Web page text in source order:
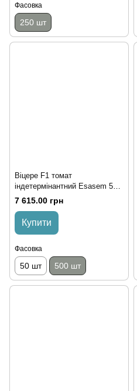
Фасовка
250 шт
Віцере F1 томат
індетермінантний Esasem 500
насінин
7 615.00 грн
Купити
Фасовка
50 шт 500 шт